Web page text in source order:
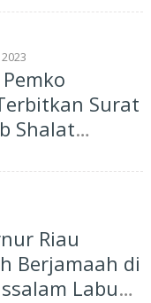
Surat
Shalat
Riau
Berjamaah di
Labuh